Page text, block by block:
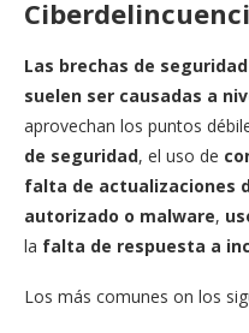
Las brechas de
suelen ser causadas a
aprovechan los puntos
de seguridad, el uso de
falta de actualizaciones
autorizado o malware,
la falta de respuesta a
Los más comunes on los